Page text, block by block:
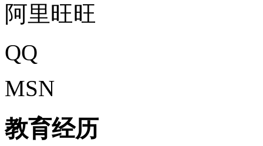
阿里旺旺
QQ
MSN
教育经历